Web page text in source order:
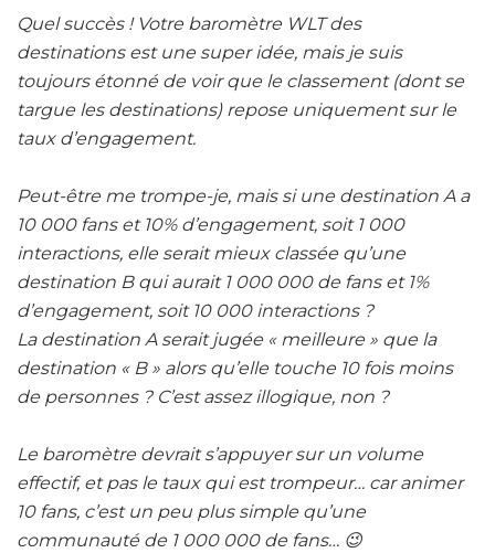
Quel succès ! Votre baromètre WLT des
destinationsest une super idée, mais je suis
toujours étonné de voir que le classement (dont se
targue les destinations) repose uniquement sur le
taux d’engagement.
Peut-être me trompe-je, mais si une destination A a
10 000 fans et 10% d’engagement, soit 1 000
interactions, elle serait mieux classée qu’une
destination B qui aurait 1 000 000 de fans et 1%
d’engagement, soit 10 000 interactions ?
La destination A serait jugée « meilleure » que la
destination « B » alors qu’elle touche 10 fois moins
de personnes ? C’est assez illogique, non ?
Le baromètre devrait s’appuyer sur un volume
effectif, et pas le taux qui est trompeur… car animer
10 fans, c’est un peu plus simple qu’une
communauté de 1 000 000 de fans… 😉